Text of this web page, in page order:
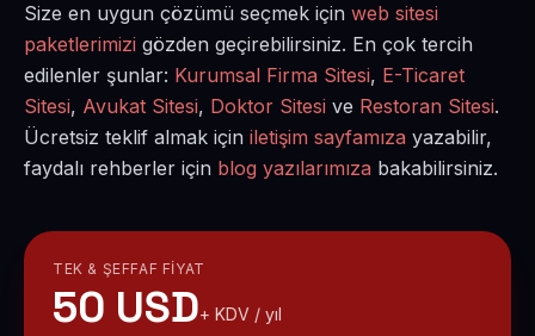
Size en uygun çözümü seçmek için web sitesi
paketlerimizi gözden geçirebilirsiniz. En çok tercih
edilenler şunlar: Kurumsal Firma Sitesi, E-Ticaret
Sitesi, Avukat Sitesi, Doktor Sitesi ve Restoran Sitesi.
Ücretsiz teklif almak için iletişim sayfamıza yazabilir,
faydalı rehberler için blog yazılarımıza bakabilirsiniz.
TEK & ŞEFFAF FIYAT
50 USD+ KDV / yıl